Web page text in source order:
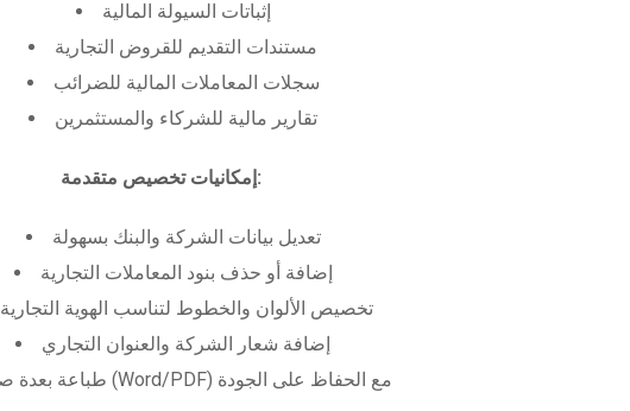
إثباتات السيولة المالية
مستندات التقديم للقروض التجارية
سجلات المعاملات المالية للضرائب
تقارير مالية للشركاء والمستثمرين
إمكانيات تخصيص متقدمة:
تعديل بيانات الشركة والبنك بسهولة
إضافة أو حذف بنود المعاملات التجارية
تخصيص الألوان والخطوط لتناسب الهوية التجارية
إضافة شعار الشركة والعنوان التجاري
طباعة بعدة صيغ (Word/PDF) مع الحفاظ على الجودة